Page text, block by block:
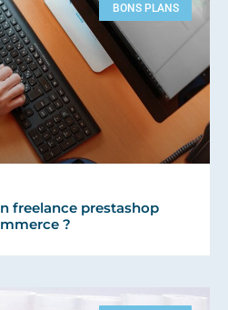
BONS PLANS
freelance prestashop
?